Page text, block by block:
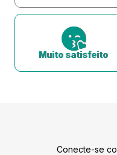
Muito satisfeito
Conecte-se